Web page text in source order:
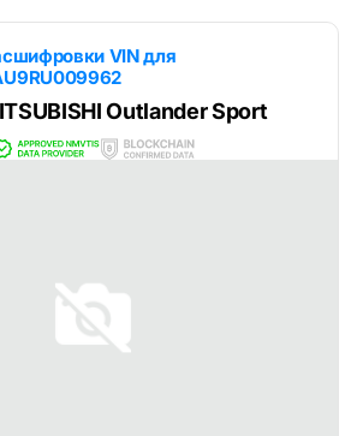
VIN для
Outlander Sport